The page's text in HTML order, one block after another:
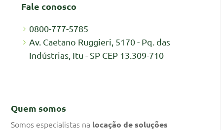
Fale conosco
0800-777-5785
Av. Caetano Ruggieri, 5170 - Pq. das
Indústrias, Itu - SP CEP 13.309-710
Quem somos
Somos especialistas na locação de soluções